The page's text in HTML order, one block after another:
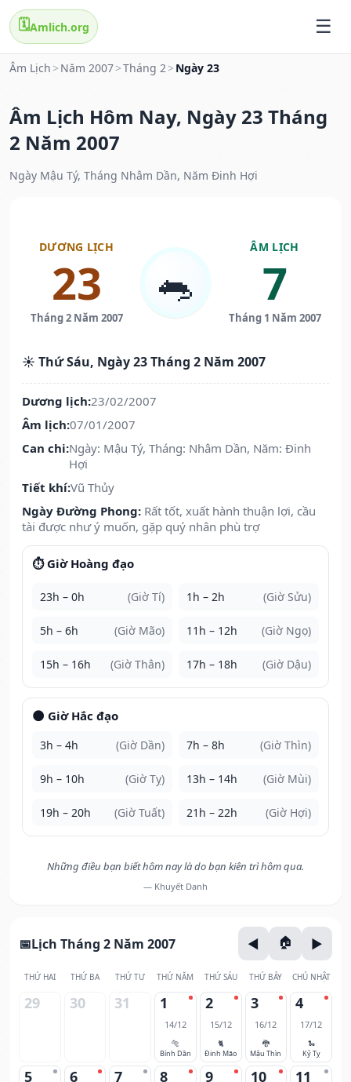
🗓️Amlich.org
Âm Lịch > Năm 2007>Tháng 2> Ngày 23
Âm Lịch Hôm Nay, Ngày 23 Tháng
2 Năm 2007
Ngày Mậu Tý, Tháng Nhâm Dần, Năm Đinh Hợi
DƯƠNG LỊCH
23
Tháng 2 Năm 2007
🐀
ÂM LỊCH
7
Tháng 1 Năm 2007
☀️ Thứ Sáu, Ngày 23 Tháng 2 Năm 2007
Dương lịch:23/02/2007
Âm lịch:07/01/2007
Can chi:Ngày: Mậu Tý, Tháng: Nhâm Dần, Năm: Đinh
Hợi
Tiết khí:Vũ Thủy
Ngày Đường Phong: Rất tốt, xuất hành thuận lợi, cầu
tài được như ý muốn, gặp quý nhân phù trợ
⏱️ Giờ Hoàng đạo
23h – 0h (Giờ Tí) 1h – 2h (Giờ Sửu)
5h – 6h (Giờ Mão) 11h – 12h (Giờ Ngọ)
15h – 16h (Giờ Thân) 17h – 18h (Giờ Dậu)
🌑 Giờ Hắc đạo
3h – 4h (Giờ Dần) 7h – 8h (Giờ Thìn)
9h – 10h (Giờ Tỵ) 13h – 14h (Giờ Mùi)
19h – 20h (Giờ Tuất) 21h – 22h (Giờ Hợi)
Những điều bạn biết hôm nay là do bạn kiên trì hôm qua.
— Khuyết Danh
Lịch Tháng 2 Năm 2007
THỨ HAI THỨ BA THỨ TƯ THỨ NĂM THỨ SÁU THỨ BẢY CHỦ NHẬT
29 30 31 1
14/12
🐅
Bính Dần
2
15/12
🐈
Đinh Mão
3
16/12
🐉
Mậu Thìn
4
17/12
🐍
Kỷ Tỵ
5 6 7 8 9 10 11